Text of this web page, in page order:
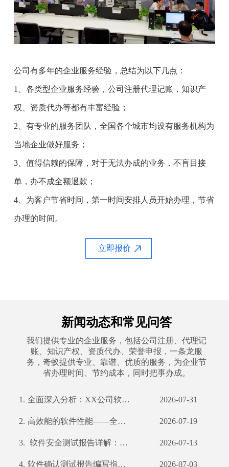
公司有多年的企业服务经验，总结为以下几点：
1、各类型企业服务经验，公司注册代理记账，知识产
权、资质代办等都有丰富经验；
2、有专业的服务团队，全国各个城市均设有服务机构为
当地企业做好服务；
3、值得信赖的保障，对于无法办成的业务，不盲目接
单，办不成全额退款；
4、为客户节省时间，第一时间安排人员开始办理，节省
办理的时间。
立即报价
新闻动态和常见问答
我们提供专业的企业服务，包括公司注册、代理记
账、知识产权、资质代办、荣誉申报，一条龙服
务，奇蚁提供专业、靠谱、优质的服务，为企业节
省办理时间、节约成本，同时把事办成。
1. 全面深入分析：XX公司软件功能测试报告解读 一、摘要 二、引言 三、项目背景及目 2026-07-31
2. 高效能的软件性能——全面解析XX科技公司软件性能测试 2026-07-19
3. 软件安全测试报告详解：守护网络安全防线 2026-07-13
4. 软件确认测试报告编写指南及我公司案例分析 2026-07-03